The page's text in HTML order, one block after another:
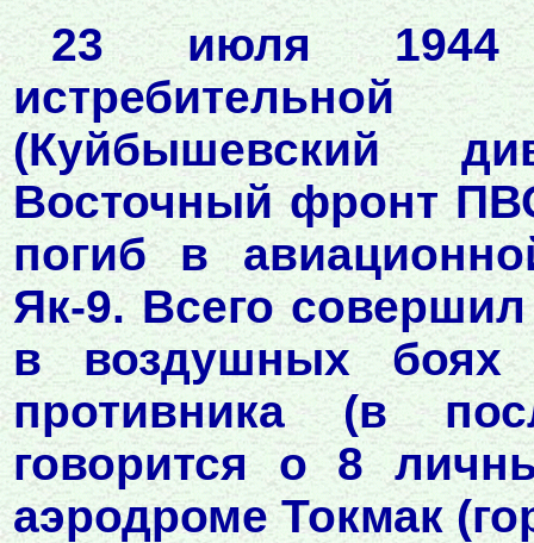
23 июля 1944
(Куйбышевский
Восточный фронт
погиб в
Як-9. Всего
в воздушных боях
противника (в
говорится о 8
аэродроме Токмак